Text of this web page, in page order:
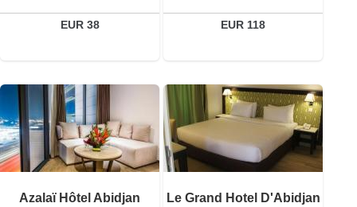
EUR 38
Réserver
EUR 118
Réserver
Azalaï Hôtel Abidjan
174 avis
Détails
Le Grand Hotel D'Abidjan